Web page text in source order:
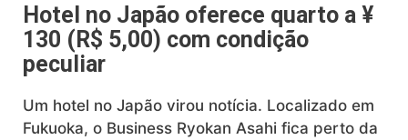
Hotel no Japão oferece quarto a ¥
130 (R$ 5,00) com condição
peculiar
Um hotel no Japão virou notícia. Localizado em
Fukuoka, o Business Ryokan Asahi fica perto da